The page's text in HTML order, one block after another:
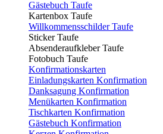
Gästebuch Taufe
Kartenbox Taufe
Willkommensschilder Taufe
Sticker Taufe
Absenderaufkleber Taufe
Fotobuch Taufe
Konfirmationskarten
Einladungskarten Konfirmation
Danksagung Konfirmation
Menükarten Konfirmation
Tischkarten Konfirmation
Gästebuch Konfirmation